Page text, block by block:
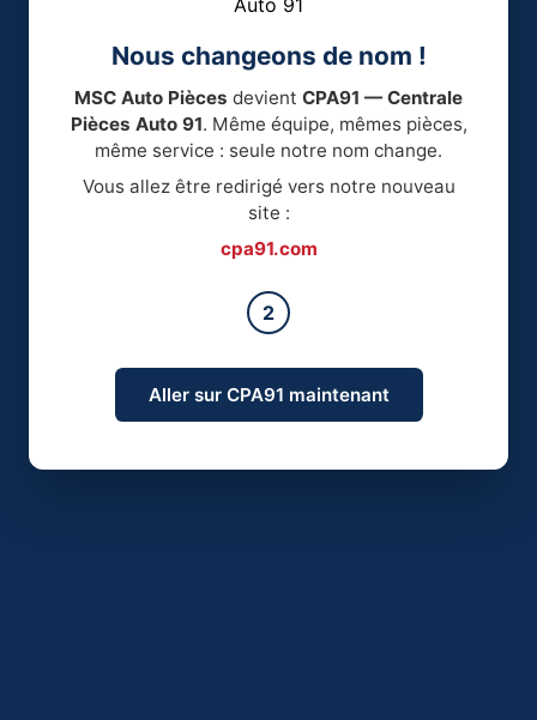
Nous changeons de nom !
MSC Auto Pièces devient CPA91 — Centrale
Pièces Auto 91. Même équipe, mêmes pièces,
même service : seule notre nom change.
Vous allez être redirigé vers notre nouveau
site :
cpa91.com
2
Aller sur CPA91 maintenant